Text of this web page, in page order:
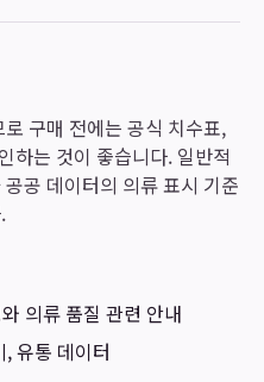
구매 전에는 공식 치수표,
하는 것이 좋습니다. 일반적
공 데이터의 의류 표시 기준
의류 품질 관련 안내
유통 데이터